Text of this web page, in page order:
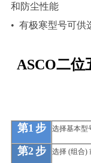
和防尘性能
• 有极寒型号可供
ASCO二位
第1 步 选择基本型
第2步 选择 (组合)